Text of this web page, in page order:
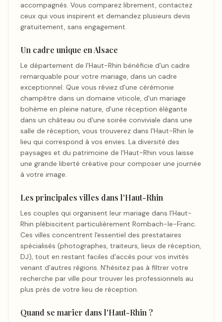
accompagnés. Vous comparez librement, contactez
ceux qui vous inspirent et demandez plusieurs devis
gratuitement, sans engagement.
Un cadre unique en Alsace
Le département de l'Haut-Rhin bénéficie d'un cadre
remarquable pour votre mariage, dans un cadre
exceptionnel. Que vous rêviez d'une cérémonie
champêtre dans un domaine viticole, d'un mariage
bohème en pleine nature, d'une réception élégante
dans un château ou d'une soirée conviviale dans une
salle de réception, vous trouverez dans l'Haut-Rhin le
lieu qui correspond à vos envies. La diversité des
paysages et du patrimoine de l'Haut-Rhin vous laisse
une grande liberté créative pour composer une journée
à votre image.
Les principales villes dans l'Haut-Rhin
Les couples qui organisent leur mariage dans l'Haut-
Rhin plébiscitent particulièrement Rombach-le-Franc.
Ces villes concentrent l'essentiel des prestataires
spécialisés (photographes, traiteurs, lieux de réception,
DJ), tout en restant faciles d'accès pour vos invités
venant d'autres régions. N'hésitez pas à filtrer votre
recherche par ville pour trouver les professionnels au
plus près de votre lieu de réception.
Quand se marier dans l'Haut-Rhin ?